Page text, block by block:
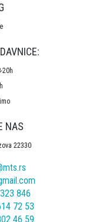
20h
NAS
22330
846
72 53
46 59